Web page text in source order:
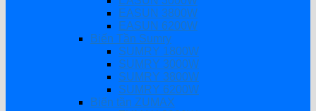
EASUN 3800W
EASUN 6200W
Biến Tần Sumry
SUMRY 1800W
SUMRY 3000W
SUMRY 3800W
SUMRY 6200W
Biến tần ZUMAX